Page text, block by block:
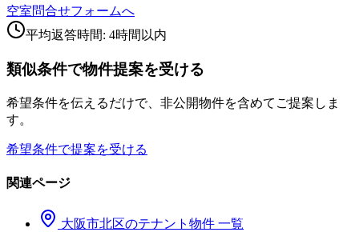
空室問合せフォームへ
平均返答時間: 4時間以内
類似条件で物件提案を受ける
希望条件を伝えるだけで、非公開物件を含めてご提案しま
す。
希望条件で提案を受ける
関連ページ
大阪市北区のテナント物件 一覧